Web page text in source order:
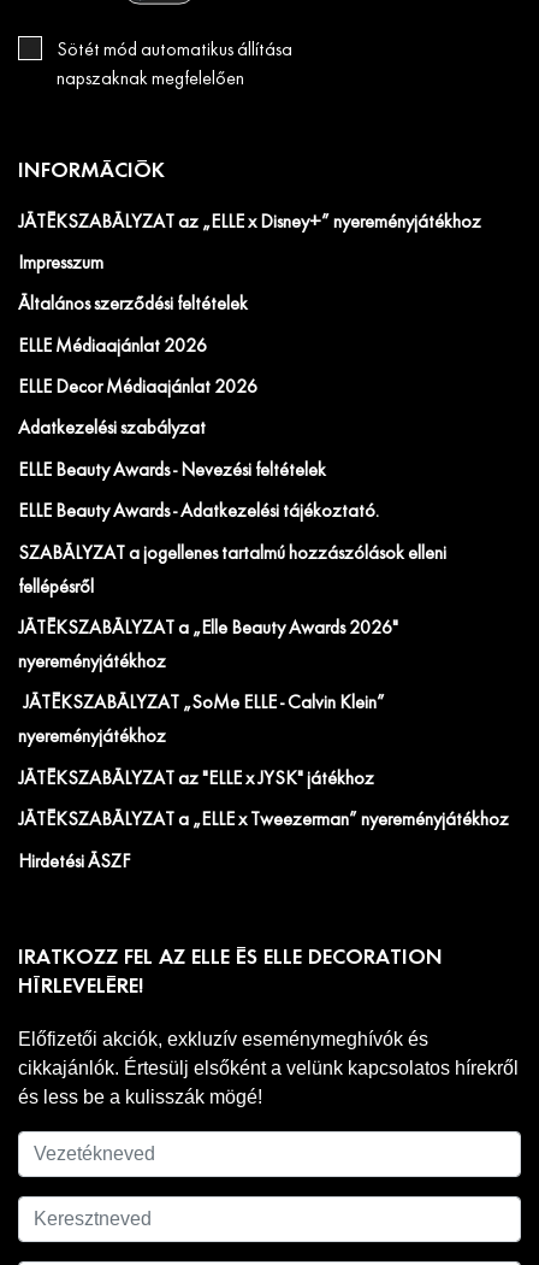
Sötét mód automatikus állítása
napszaknak megfelelően
INFORMÁCIÓK
JÁTÉKSZABÁLYZAT az „ELLE x Disney+” nyereményjátékhoz
Impresszum
Általános szerződési feltételek
ELLE Médiaajánlat 2026
ELLE Decor Médiaajánlat 2026
Adatkezelési szabályzat
ELLE Beauty Awards - Nevezési feltételek
ELLE Beauty Awards - Adatkezelési tájékoztató.
SZABÁLYZAT a jogellenes tartalmú hozzászólások elleni
fellépésről
JÁTÉKSZABÁLYZAT a „Elle Beauty Awards 2026"
nyereményjátékhoz
JÁTÉKSZABÁLYZAT „SoMe ELLE - Calvin Klein”
nyereményjátékhoz
JÁTÉKSZABÁLYZAT az "ELLE x JYSK" játékhoz
JÁTÉKSZABÁLYZAT a „ELLE x Tweezerman” nyereményjátékhoz
Hirdetési ÁSZF
IRATKOZZ FEL AZ ELLE ÉS ELLE DECORATION
HÍRLEVELÉRE!
Előfizetői akciók, exkluzív eseménymeghívók és
cikkajánlók. Értesülj elsőként a velünk kapcsolatos hírekről
és less be a kulisszák mögé!